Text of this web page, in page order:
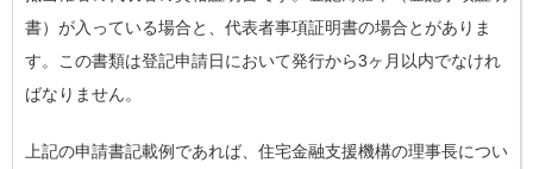
書）が入っている場合と、代表者事項証明書の場合とがありま
す。この書類は登記申請日において発行から3ヶ月以内でなけれ
ばなりません。
上記の申請書記載例であれば、住宅金融支援機構の理事長につい